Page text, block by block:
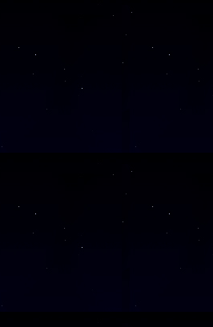
SAMSTAG
SAMSTAG
SAMSTAG
Alle